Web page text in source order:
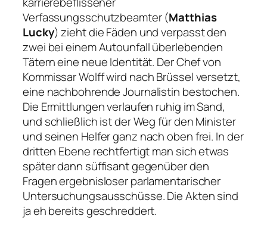
Verfassungsschutzbeamter (Matthias
Lucky) zieht die Fäden und verpasst den
zwei bei einem Autounfall überlebenden
Tätern eine neue Identität. Der Chef von
Kommissar Wolff wird nach Brüssel versetzt,
eine nachbohrende Journalistin bestochen.
Die Ermittlungen verlaufen ruhig im Sand,
und schließlich ist der Weg für den Minister
und seinen Helfer ganz nach oben frei. In der
dritten Ebene rechtfertigt man sich etwas
später dann süffisant gegenüber den
Fragen ergebnisloser parlamentarischer
Untersuchungsausschüsse. Die Akten sind
ja eh bereits geschreddert.